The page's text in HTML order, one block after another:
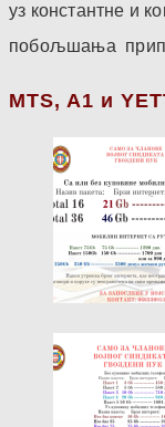
уз константне и
побољшања
МТS, A1 и